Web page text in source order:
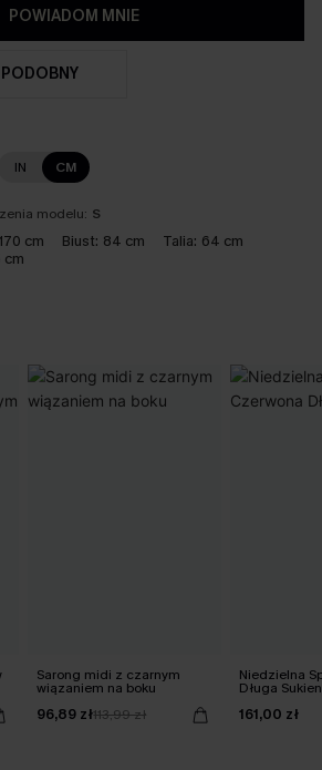
POWIADOM MNIE
IN CM
modelu: S
170 cm Biust: 84 cm Talia: 64 cm
cm
Sarong midi z czarnym
wiązaniem na boku
96,89 zł113,99 zł
Niedzielna
Długa
161,00 zł